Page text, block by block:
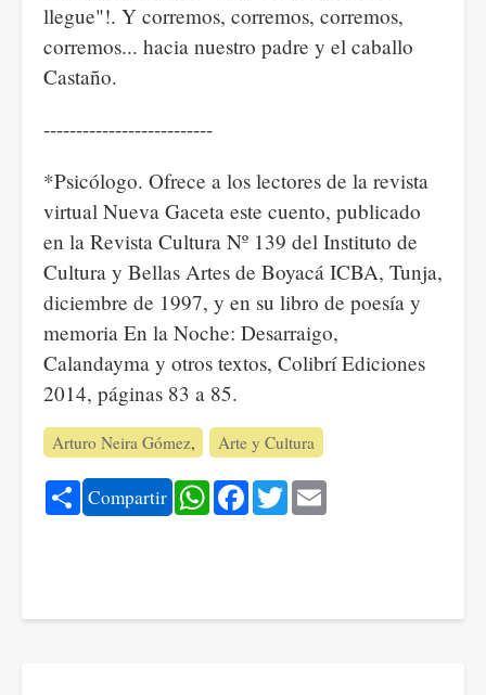
llegue"!. Y corremos, corremos, corremos,
corremos... hacia nuestro padre y el caballo
Castaño.
--------------------------
*Psicólogo. Ofrece a los lectores de la revista
virtual Nueva Gaceta este cuento, publicado
en la Revista Cultura Nº 139 del Instituto de
Cultura y Bellas Artes de Boyacá ICBA, Tunja,
diciembre de 1997, y en su libro de poesía y
memoria En la Noche: Desarraigo,
Calandayma y otros textos, Colibrí Ediciones
2014, páginas 83 a 85.
Arturo Neira Gómez Arte y Cultura
Share
Compartir WhatsApp
Facebook
Twitter